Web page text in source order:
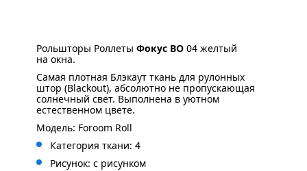
Рольшторы Роллеты Фокус ВО 04 желтый
на окна.
Самая плотная Блэкаут ткань для рулонных
штор (Blackout), абсолютно не пропускающая
солнечный свет. Выполнена в уютном
естественном цвете.
Модель: Foroom Roll
Категория ткани: 4
Рисунок: с рисунком